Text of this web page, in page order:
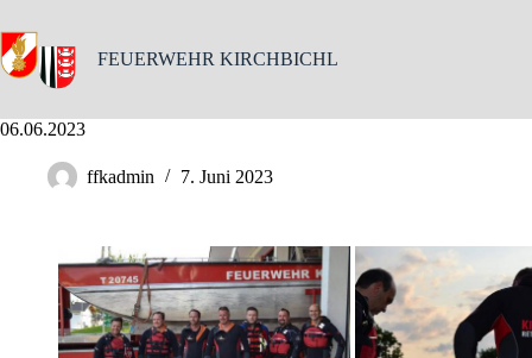
to
content
FEUERWEHR KIRCHBICHL
06.06.2023
ffkadmin 7. Juni 2023